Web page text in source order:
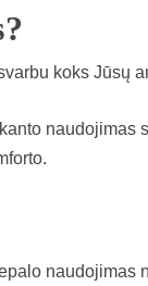
koks Jūsų
naudojimas
naudojimas